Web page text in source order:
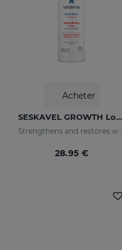
Acheter
SESKAVEL GROWTH Lotion Capillaire Anti-Chute
28.95 €